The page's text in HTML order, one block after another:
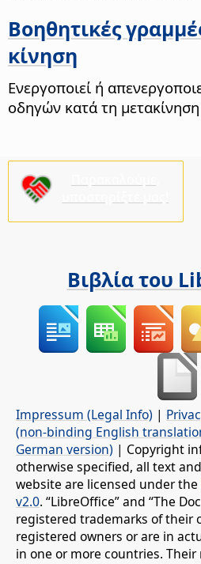
Βοηθητικές
κίνηση
Ενεργοποιεί ή
οδηγών κατά τη μετακίνηση
Βιβλία του
Impressum (Legal Info) |
(non-binding English
German version) | Copyright
otherwise specified, all text
website are licensed under the
v2.0. “LibreOffice” and “The
registered trademarks of their
registered owners or are in
in one or more countries.